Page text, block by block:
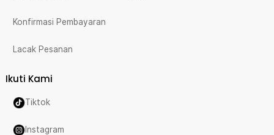
Konfirmasi Pembayaran
Lacak Pesanan
Ikuti Kami
Tiktok
Instagram